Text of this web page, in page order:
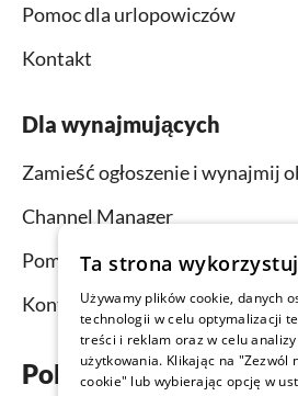
Pomoc dla urlopowiczów
Kontakt
Dla wynajmujących
Zamieść ogłoszenie i wynajmij
Channel Manager
Pomoc dla wynajmujących
Kontakt
Pobierz aplikację już
Ta strona
Używamy plików cookie, danych
technologii w celu optymalizacji
treści i reklam oraz w celu
użytkowania. Klikając na "Zezwól
cookie" lub wybierając opcję w